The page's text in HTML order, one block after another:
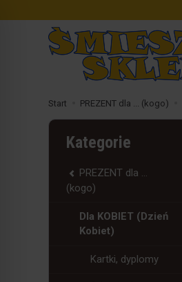
Start PREZENT dla ... (kogo)
Kategorie
PREZENT dla ...
(kogo)
Dla KOBIET (Dzień
Kobiet)
Kartki, dyplomy